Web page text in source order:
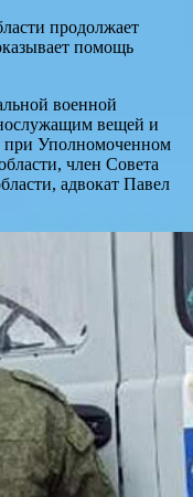
продолжает
помощь
военной
вещей и
при Уполномоченном
член Совета
адвокат Павел